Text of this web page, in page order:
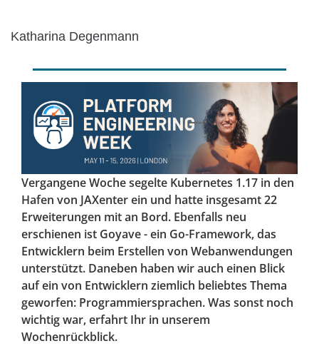
Katharina Degenmann
Vergangene Woche segelte Kubernetes 1.17 in den
Hafen von JAXenter ein und hatte insgesamt 22
Erweiterungen mit an Bord. Ebenfalls neu
erschienen ist Goyave - ein Go-Framework, das
Entwicklern beim Erstellen von Webanwendungen
unterstützt. Daneben haben wir auch einen Blick
auf ein von Entwicklern ziemlich beliebtes Thema
geworfen: Programmiersprachen. Was sonst noch
wichtig war, erfahrt Ihr in unserem
Wochenrückblick.